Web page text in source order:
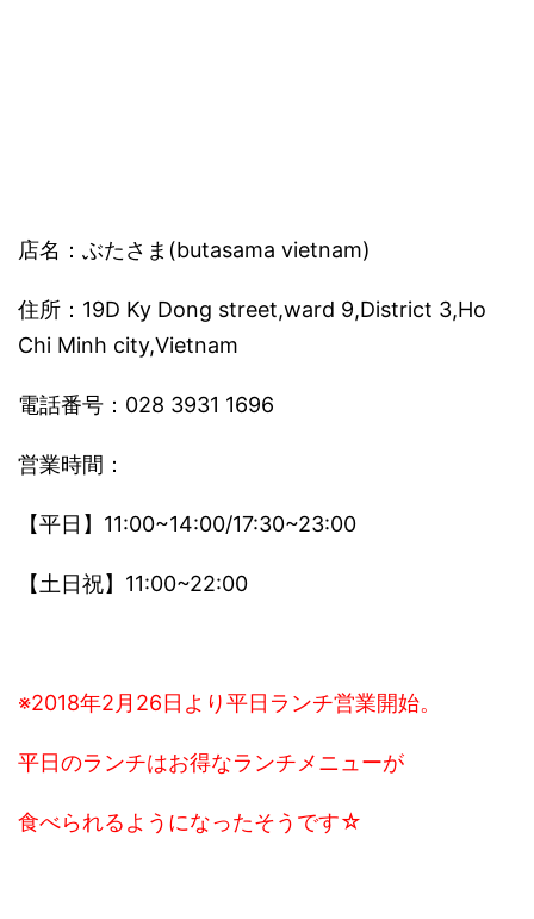
店名：ぶたさま(butasama vietnam)
住所：19D Ky Dong street,ward 9,District 3,Ho
Chi Minh city,Vietnam
電話番号：028 3931 1696
営業時間：
【平日】11:00~14:00/17:30~23:00
【土日祝】11:00~22:00
※2018年2月26日より平日ランチ営業開始。
平日のランチはお得なランチメニューが
食べられるようになったそうです☆